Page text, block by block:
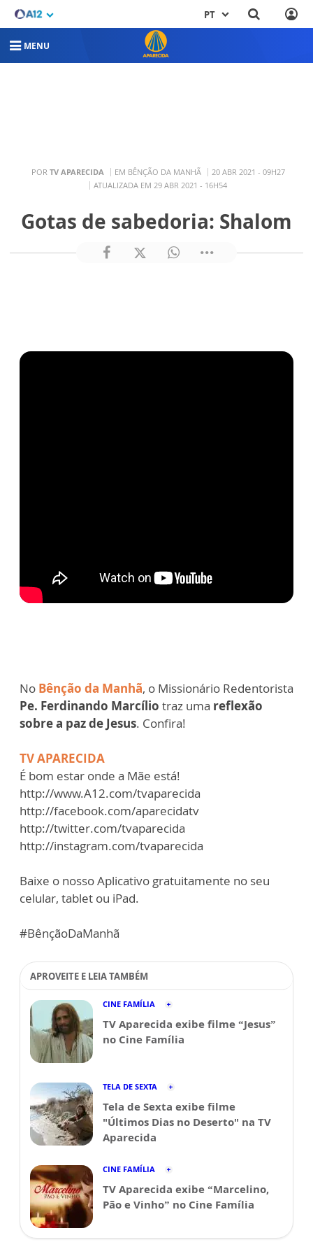
PT
MENU
POR TV APARECIDA EM BÊNÇÃO DA MANHÃ
20 ABR 2021 - 09H27
ATUALIZADA EM 29 ABR 2021 - 16H54
Gotas de sabedoria: Shalom
No Bênção da Manhã, o Missionário Redentorista
Pe. Ferdinando Marcílio traz uma reflexão
sobre a paz de Jesus. Confira!
TV APARECIDA
É bom estar onde a Mãe está!
http://www.A12.com/tvaparecida
http://facebook.com/aparecidatv
http://twitter.com/tvaparecida
http://instagram.com/tvaparecida
Baixe o nosso Aplicativo gratuitamente no seu
celular, tablet ou iPad.
#BênçãoDaManhã
APROVEITE E LEIA TAMBÉM
CINE FAMÍLIA
TV Aparecida exibe filme “Jesus”
no Cine Família
TELA DE SEXTA
Tela de Sexta exibe filme
"Últimos Dias no Deserto" na TV
Aparecida
CINE FAMÍLIA
TV Aparecida exibe “Marcelino,
Pão e Vinho” no Cine Família